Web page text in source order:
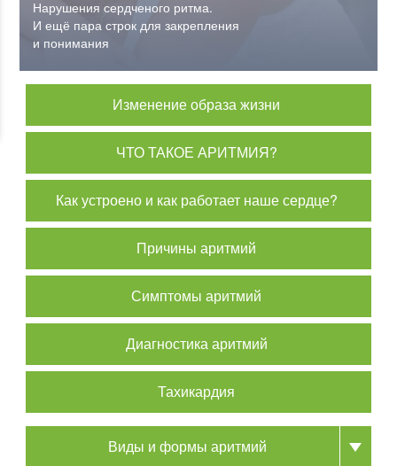
Нарушения сердченого ритма.
И ещё пара строк для закрепления
и понимания
Нарушения сердченого ритма.
И ещё пара строк для закрепления
и понимания
Изменение образа жизни
ЧТО ТАКОЕ АРИТМИЯ?
Как устроено и как работает наше сердце?
Причины аритмий
Симптомы аритмий
Диагностика аритмий
Тахикардия
Виды и формы аритмий